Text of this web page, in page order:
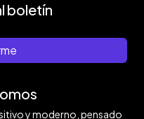
boletín
y moderno, pensado